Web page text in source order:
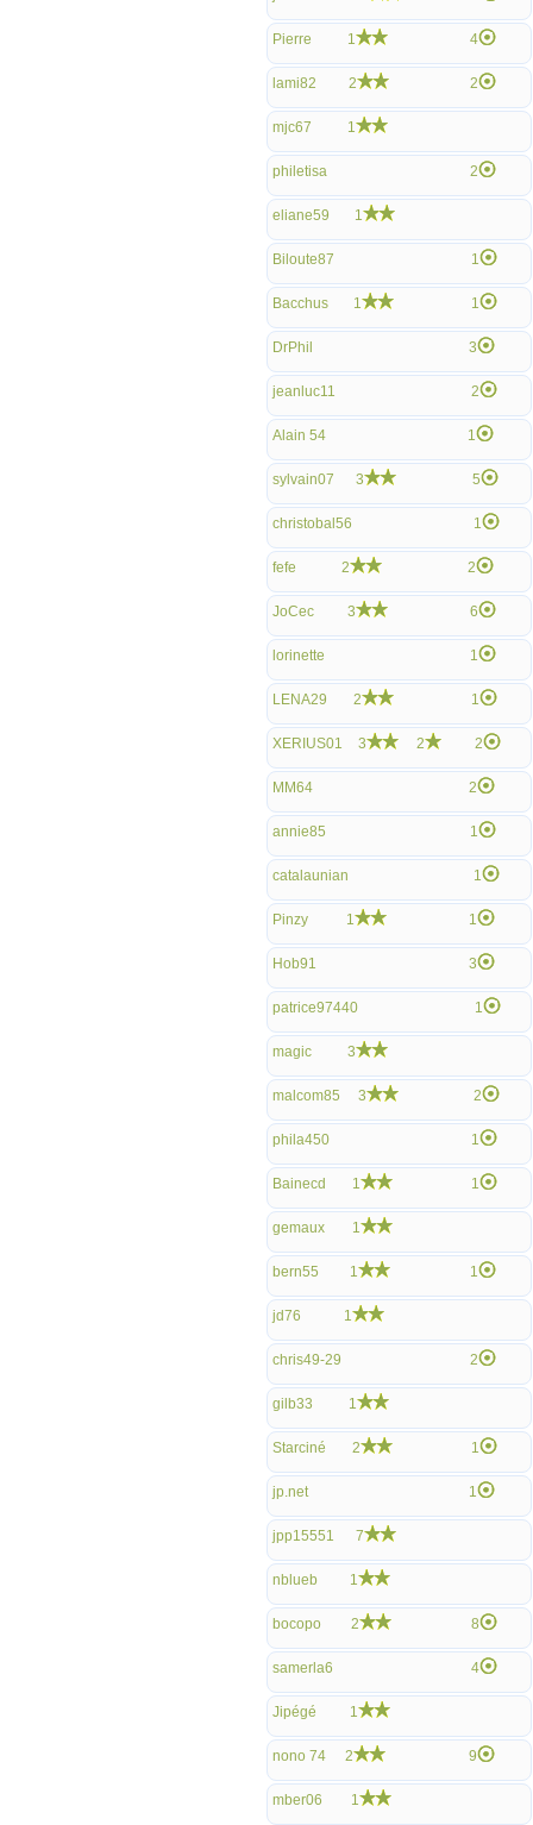
Pierre 1 4
lami82 2 2
mjc67 1
philetisa 2
eliane59 1
Biloute87 1
Bacchus 1 1
DrPhil 3
jeanluc11 2
Alain 54 1
sylvain07 3 5
christobal56 1
fefe 2 2
JoCec 3 6
lorinette 1
LENA29 2 1
XERIUS01 3 2 2
MM64 2
annie85 1
catalaunian 1
Pinzy 1 1
Hob91 3
patrice97440 1
magic 3
malcom85 3 2
phila450 1
Bainecd 1 1
gemaux 1
bern55 1 1
jd76 1
chris49-29 2
gilb33 1
Starciné 2 1
jp.net 1
jpp15551 7
nblueb 1
bocopo 2 8
samerla6 4
Jipégé 1
nono 74 2 9
mber06 1